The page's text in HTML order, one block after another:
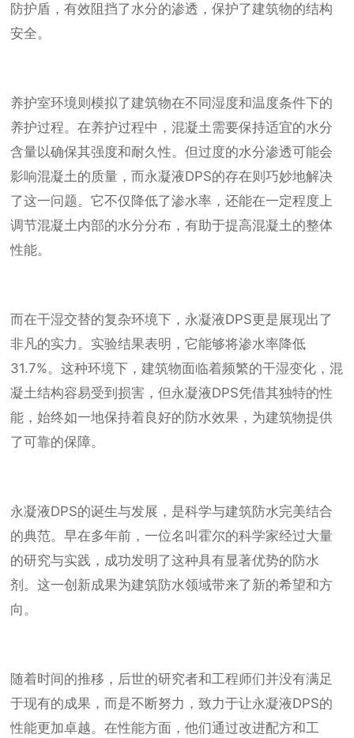
防护盾，有效阻挡了水分的渗透，保护了建筑物的结构
安全。
养护室环境则模拟了建筑物在不同湿度和温度条件下的
养护过程。在养护过程中，混凝土需要保持适宜的水分
含量以确保其强度和耐久性。但过度的水分渗透可能会
影响混凝土的质量，而永凝液DPS的存在则巧妙地解决
了这一问题。它不仅降低了渗水率，还能在一定程度上
调节混凝土内部的水分分布，有助于提高混凝土的整体
性能。
而在干湿交替的复杂环境下，永凝液DPS更是展现出了
非凡的实力。实验结果表明，它能够将渗水率降低
31.7%。这种环境下，建筑物面临着频繁的干湿变化，混
凝土结构容易受到损害，但永凝液DPS凭借其独特的性
能，始终如一地保持着良好的防水效果，为建筑物提供
了可靠的保障。
永凝液DPS的诞生与发展，是科学与建筑防水完美结合
的典范。早在多年前，一位名叫霍尔的科学家经过大量
的研究与实践，成功发明了这种具有显著优势的防水
剂。这一创新成果为建筑防水领域带来了新的希望和方
向。
随着时间的推移，后世的研究者和工程师们并没有满足
于现有的成果，而是不断努力，致力于让永凝液DPS的
性能更加卓越。在性能方面，他们通过改进配方和工